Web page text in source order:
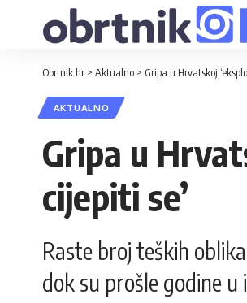
Obrtnik.hr > Aktualno > Gripa u Hrvatskoj
AKTUALNO
Gripa u
cijepiti se’
Raste broj teških
dok su prošle godine